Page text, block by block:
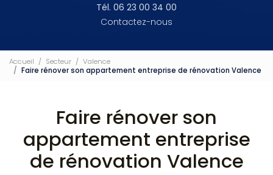
Tél. 06 23 00 34 00
Contactez-nous
Accueil Secteur
Valence
Faire rénover son appartement entreprise de rénovation Valence
Faire rénover son
appartement entreprise
de rénovation Valence